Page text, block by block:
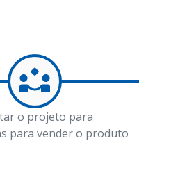
o projeto para
para vender o produto